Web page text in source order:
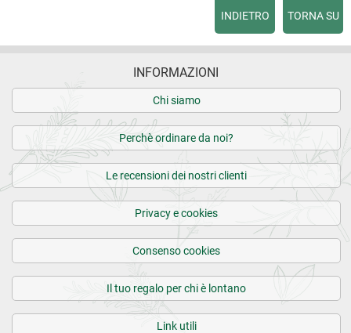
TORNA SU
INDIETRO
INFORMAZIONI
Chi siamo
Perchè ordinare da noi?
Le recensioni dei nostri clienti
Privacy e cookies
Consenso cookies
Il tuo regalo per chi è lontano
Link utili